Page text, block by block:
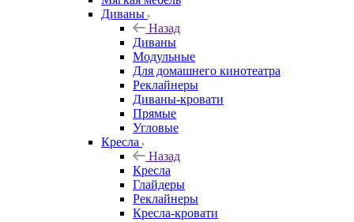
Диваны
Назад
Диваны
Модульные
Для домашнего кинотеатра
Реклайнеры
Диваны-кровати
Прямые
Угловые
Кресла
Назад
Кресла
Глайдеры
Реклайнеры
Кресла-кровати